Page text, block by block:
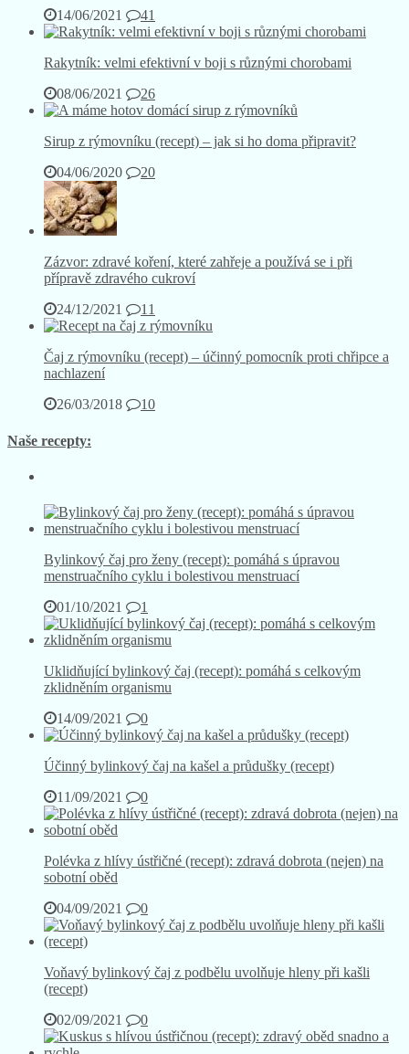
14/06/2021
41
Rakytník: velmi efektivní v boji s různými chorobami
08/06/2021
26
Sirup z rýmovníku (recept) – jak si ho doma připravit?
04/06/2020
20
Zázvor: zdravé koření, které zahřeje a používá se i při
přípravě zdravého cukroví
24/12/2021
11
Čaj z rýmovníku (recept) – účinný pomocník proti chřipce a
nachlazení
26/03/2018
10
Naše recepty:
Bylinkový čaj pro ženy (recept): pomáhá s úpravou
menstruačního cyklu i bolestivou menstruací
01/10/2021
1
Uklidňující bylinkový čaj (recept): pomáhá s celkovým
zklidněním organismu
14/09/2021
0
Účinný bylinkový čaj na kašel a průdušky (recept)
11/09/2021
0
Polévka z hlívy ústřičné (recept): zdravá dobrota (nejen) na
sobotní oběd
04/09/2021
0
Voňavý bylinkový čaj z podbělu uvolňuje hleny při kašli
(recept)
02/09/2021
0